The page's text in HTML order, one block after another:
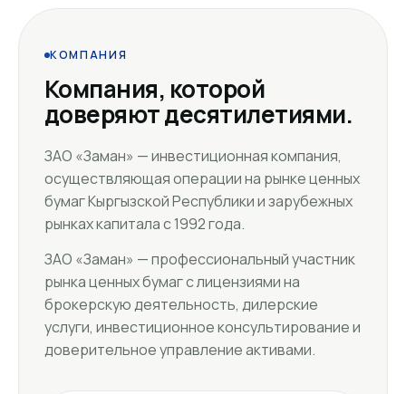
КОМПАНИЯ
Компания, которой
доверяют десятилетиями.
ЗАО «Заман» — инвестиционная компания,
осуществляющая операции на рынке ценных
бумаг Кыргызской Республики и зарубежных
рынках капитала с 1992 года.
ЗАО «Заман» — профессиональный участник
рынка ценных бумаг с лицензиями на
брокерскую деятельность, дилерские
услуги, инвестиционное консультирование и
доверительное управление активами.